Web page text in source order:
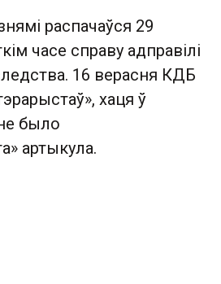
распачаўся 29
часе справу адправілі
16 верасня КДБ
хаця ў
было
артыкула.